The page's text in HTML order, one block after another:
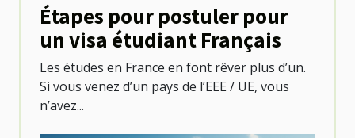
Étapes pour postuler pour
un visa étudiant Français
Les études en France en font rêver plus d’un.
Si vous venez d’un pays de l’EEE / UE, vous
n’avez...